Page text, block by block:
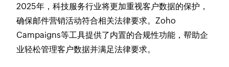
2025年，科技服务行业将更加重视客户数据的保护，
确保邮件营销活动符合相关法律要求。Zoho
Campaigns等工具提供了内置的合规性功能，帮助企
业轻松管理客户数据并满足法律要求。